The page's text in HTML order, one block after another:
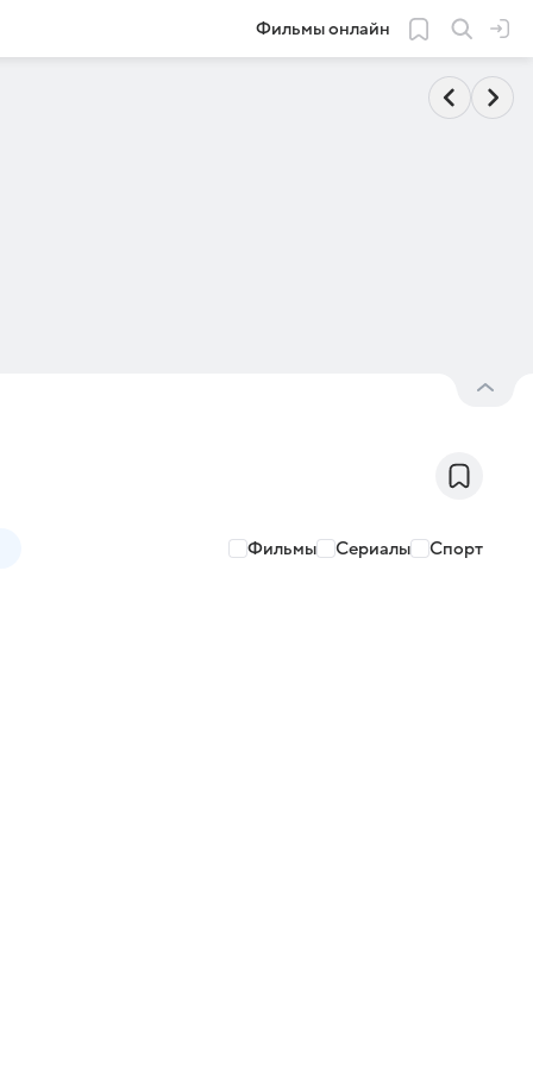
Фильмы онлайн
Фильмы Сериалы Спорт